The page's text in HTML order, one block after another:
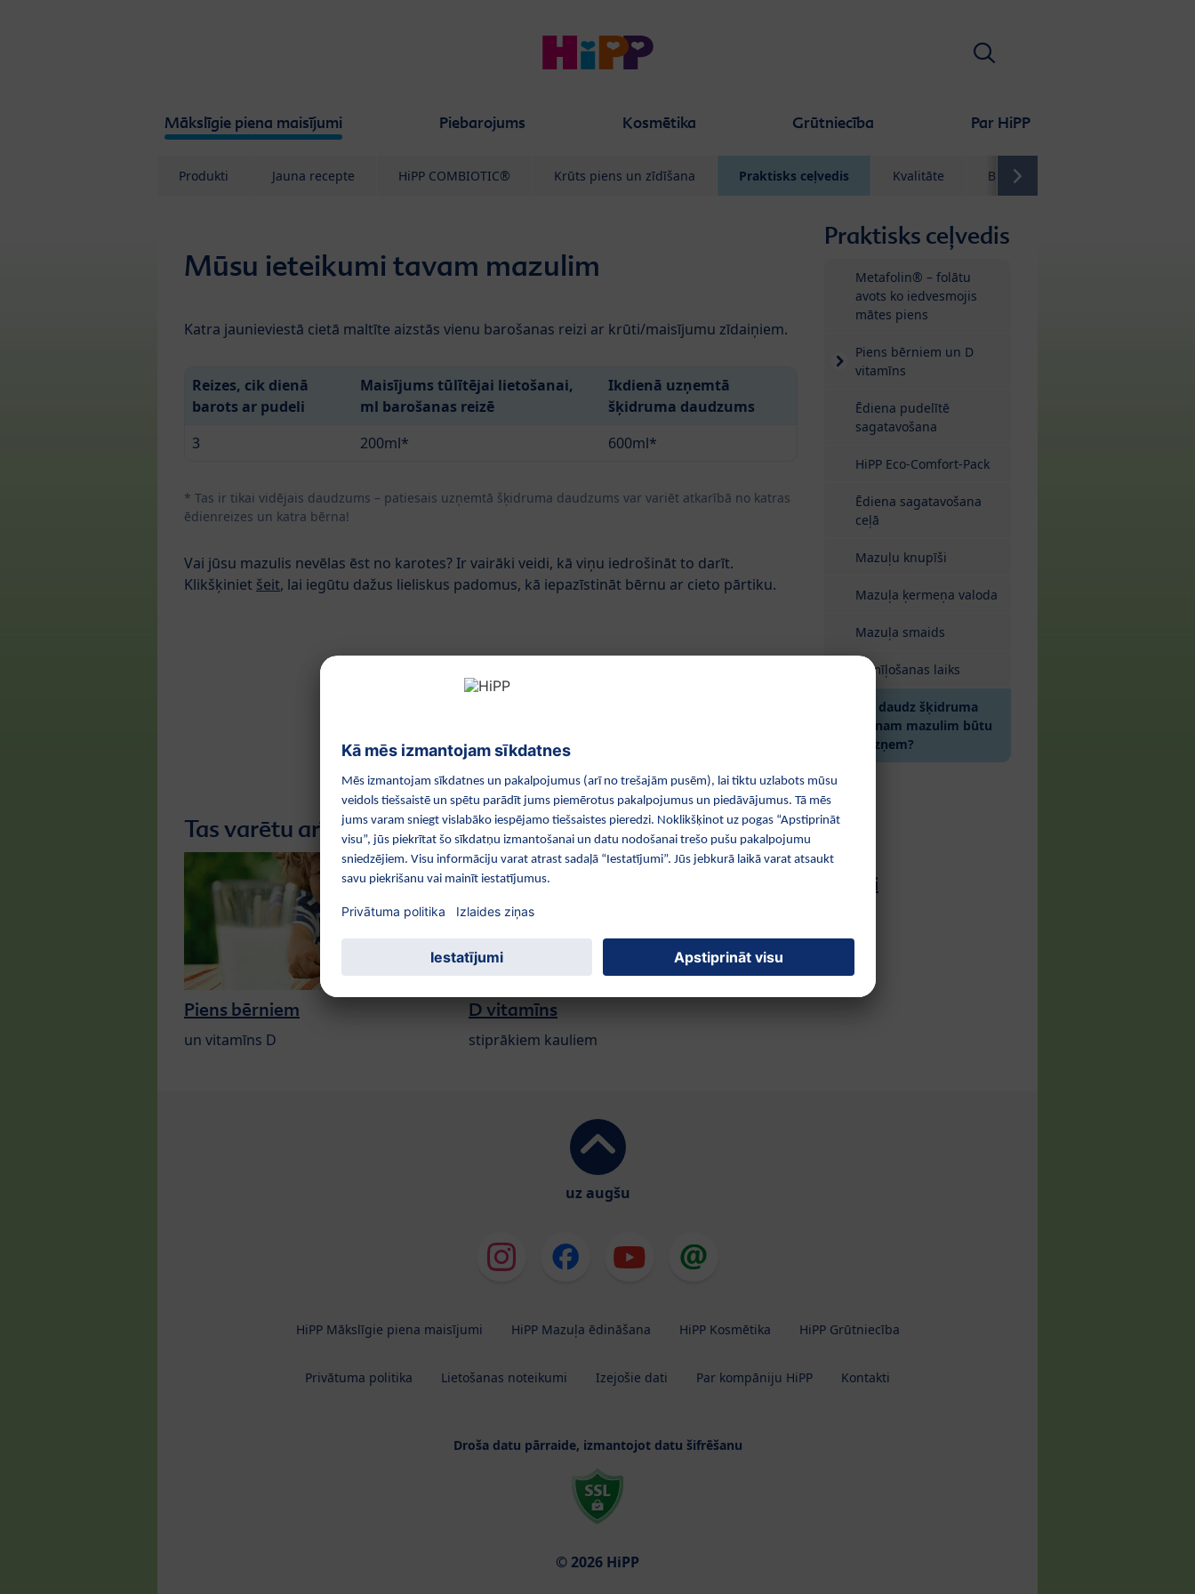
Mākslīgie piena maisījumi Piebarojums Kosmētika Grūtniecība Par HiPP
Meklēt
Produkti Jauna recepte HiPP COMBIOTIC® Krūts piens un zīdīšana Praktisks ceļvedis Kvalitāte Biežāk uzdotie jautājumi
Mūsu ieteikumi tavam mazulim
Katra jaunieviestā cietā maltīte aizstās vienu barošanas reizi ar krūti/maisījumu zīdaiņiem.
Reizes, cik dienā
barots ar pudeli
Maisījums tūlītējai lietošanai,
ml barošanas reizē
Ikdienā uzņemtā
šķidruma daudzums
3
200ml* 600ml*
* Tas ir tikai vidējais daudzums – patiesais uzņemtā šķidruma daudzums var variēt atkarībā no katras
ēdienreizes un katra bērna!
Vai jūsu mazulis nevēlas ēst no karotes? Ir vairāki veidi, kā viņu iedrošināt to darīt.
Klikšķiniet šeit, lai iegūtu dažus lieliskus padomus, kā iepazīstināt bērnu ar cieto pārtiku.
Praktisks ceļvedis
Metafolin® – folātu
avots ko iedvesmojis
mātes piens
Piens bērniem un D
vitamīns
Ēdiena pudelītē
sagatavošana
HiPP Eco-Comfort-Pack
Ēdiena sagatavošana
ceļā
Mazuļu knupīši
Mazuļa ķermeņa valoda
Mazuļa smaids
Samīļošanas laiks
Cik daudz šķidruma
manam mazulim būtu
jāuzņem?
Tas varētu arī jūs interesēt:
Piens bērniem
un vitamīns D
D vitamīns
stiprākiem kauliem
Mazuļu knupīši
uz augšu
HiPP Mākslīgie piena maisījumi HiPP Mazuļa ēdināšana HiPP Kosmētika HiPP Grūtniecība
Privātuma politika Lietošanas noteikumi Izejošie dati Par kompāniju HiPP Kontakti
Droša datu pārraide, izmantojot datu šifrēšanu
© 2026 HiPP